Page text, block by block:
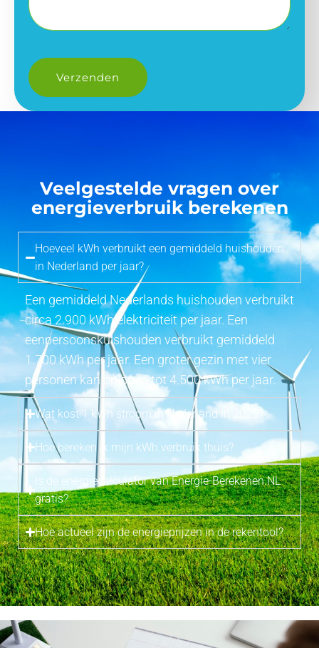
Veelgestelde vragen over
energieverbruik berekenen
Hoeveel kWh verbruikt een gemiddeld huishouden
in Nederland per jaar?
Een gemiddeld Nederlands huishouden verbruikt
circa 2.900 kWh elektriciteit per jaar. Een
eenpersoonskuishouden verbruikt gemiddeld
1.700 kWh per jaar. Een groter gezin met vier
personen kan oplopen tot 4.500 kWh per jaar.
Wat kost 1 kWh stroom in Nederland in 2025?
Hoe bereken ik mijn kWh verbruik thuis?
Is de energiecalculator van Energie-Berekenen.NL
gratis?
Hoe actueel zijn de energieprijzen in de rekentool?